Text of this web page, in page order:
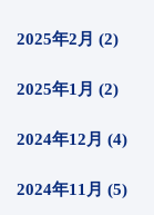
2025年2月 (2)
2025年1月 (2)
2024年12月 (4)
2024年11月 (5)